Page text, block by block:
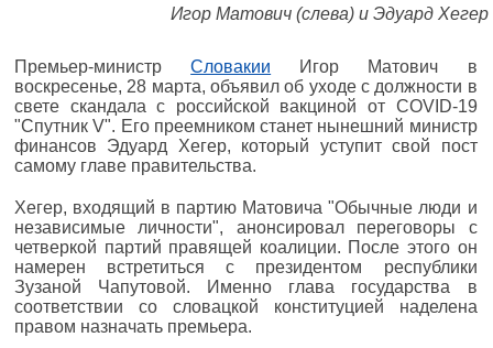
Игор Матович (слева) и Эдуард Хегер
Премьер-министрСловакии Игор Матович в
воскресенье, 28 марта, объявил об уходе с должности в
свете скандала с российской вакциной от COVID-19
"Спутник V". Его преемником станет нынешний министр
финансов Эдуард Хегер, который уступит свой пост
самому главе правительства.
Хегер, входящий в партию Матовича "Обычные люди и
независимые личности", анонсировал переговоры с
четверкой партий правящей коалиции. После этого он
намерен встретиться с президентом республики
Зузаной Чапутовой. Именно глава государства в
соответствии со словацкой конституцией наделена
правом назначать премьера.